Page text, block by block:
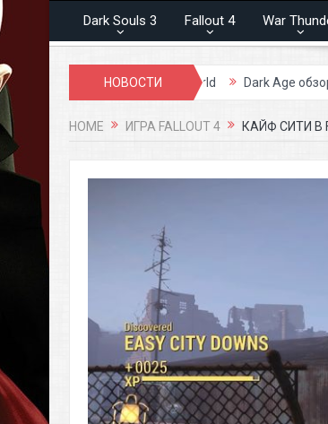
Dark Souls 3 Fallout 4 War
НОВОСТИ
Prime World Dark Age обзор игры
HOME ИГРА FALLOUT 4 КАЙФ СИТИ В